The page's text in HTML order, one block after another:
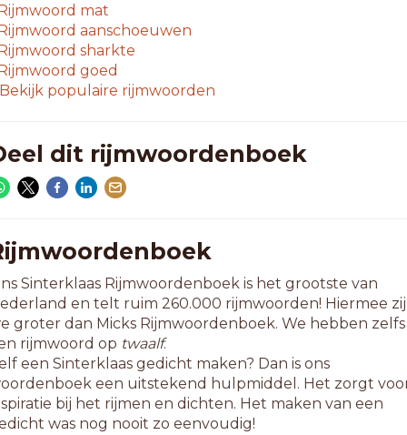
letterwoorden
show
letterwoorden
mat
aanschoeuwen
sharkte
goed
Bekijk populaire rijmwoorden
dit rijmwoordenboek
Sinterklaas Rijmwoordenboek is het grootste van
en telt ruim 260.000 rijmwoorden! Hiermee
groter dan Micks Rijmwoordenboek. We hebben zelfs
rijmwoord op twaalf.
een Sinterklaas gedicht maken? Dan is ons
een uitstekend hulpmiddel. Het zorgt
bij het rijmen en dichten. Het maken van een
was nog nooit zo eenvoudig!